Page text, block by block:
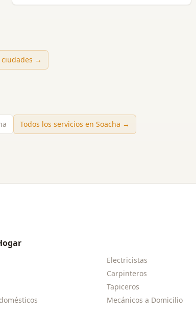
ciudades →
Todos los servicios en Soacha →
Electricistas
Carpinteros
Tapiceros
Mecánicos a Domicilio